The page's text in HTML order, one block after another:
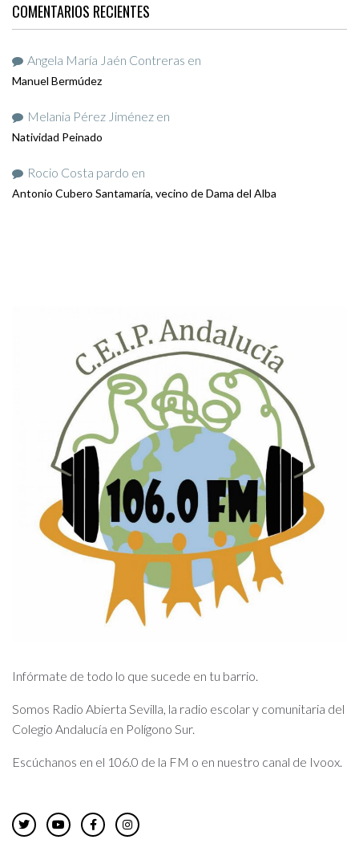
COMENTARIOS RECIENTES
Angela María Jaén Contreras en
Manuel Bermúdez
Melania Pérez Jiménez en
Natividad Peinado
Rocio Costa pardo en
Antonio Cubero Santamaría, vecino de Dama del Alba
Infórmate de todo lo que sucede en tu barrio.
Somos Radio Abierta Sevilla, la radio escolar y comunitaria del
Colegio Andalucía en Polígono Sur.
Escúchanos en el 106.0 de la FM o en nuestro canal de Ivoox.